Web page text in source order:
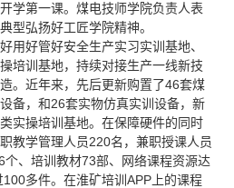
学第一课。煤电技师学院负责人表
型弘扬好工匠学院精神。
用好管好安全生产实习实训基地、
培训基地，持续对接生产一线新技
。近年来，先后更新购置了46套煤
备，和26套实物仿真实训设备，新
实操培训基地。在保障硬件的同时
教学管理人员220名，兼职授课人员
、培训教材73部、网络课程资源达
多件。在淮矿培训APP上的课程